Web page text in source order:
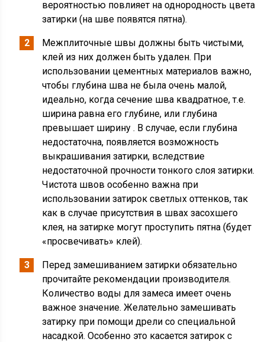
вероятностью повлияет на однородность цвета
затирки (на шве появятся пятна).
Межплиточные швы должны быть чистыми,
клей из них должен быть удален. При
использовании цементных материалов важно,
чтобы глубина шва не была очень малой,
идеально, когда сечение шва квадратное, т.е.
ширина равна его глубине, или глубина
превышает ширину . В случае, если глубина
недостаточна, появляется возможность
выкрашивания затирки, вследствие
недостаточной прочности тонкого слоя затирки.
Чистота швов особенно важна при
использовании затирок светлых оттенков, так
как в случае присутствия в швах засохшего
клея, на затирке могут проступить пятна (будет
«просвечивать» клей).
Перед замешиванием затирки обязательно
прочитайте рекомендации производителя.
Количество воды для замеса имеет очень
важное значение. Желательно замешивать
затирку при помощи дрели со специальной
насадкой. Особенно это касается затирок с